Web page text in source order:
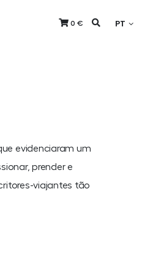
0 € PT
evidenciaram um
prender e
viajantes tão